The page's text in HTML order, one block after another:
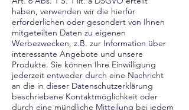
haben, verwenden wir die hierfür
erforderlichen oder gesondert von Ihnen
mitgeteilten Daten zu eigenen
Werbezwecken, z.B. zur Information über
interessante Angebote und unsere
Produkte. Sie können Ihre Einwilligung
jederzeit entweder durch eine Nachricht
an die in dieser Datenschutzerklärung
beschriebene Kontaktmöglichkeit oder
durch eine mündliche Mitteilung bei jedem